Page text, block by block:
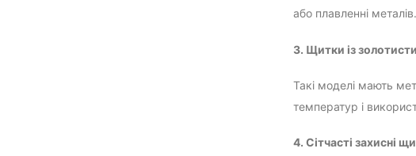
або плавленні
3. Щитки із
Такі моделі мають
температур і
4. Сітчасті захисні